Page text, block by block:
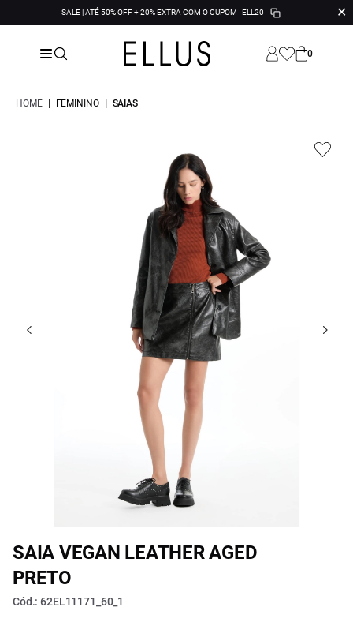
SALE | ATÉ 50% OFF + 20% EXTRA COM O CUPOM ELL20 ✕
0
HOME | FEMININO | SAIAS
SAIA VEGAN LEATHER AGED
PRETO
Cód.: 62EL11171_60_1